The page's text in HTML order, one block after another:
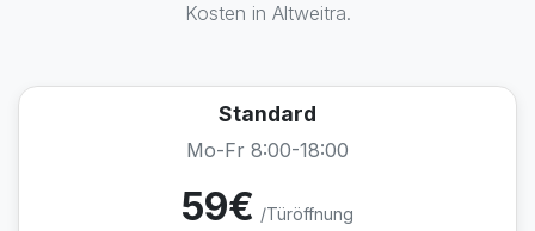
Kosten in Altweitra.
Standard
Mo-Fr 8:00-18:00
59€ /Türöffnung